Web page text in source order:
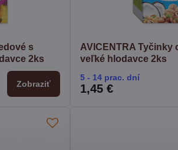
s
2ks
Zobraziť
AVICENTRA Tyčinky
veľké hlodavce 2ks
5 - 14 prac. dní
1,45 €